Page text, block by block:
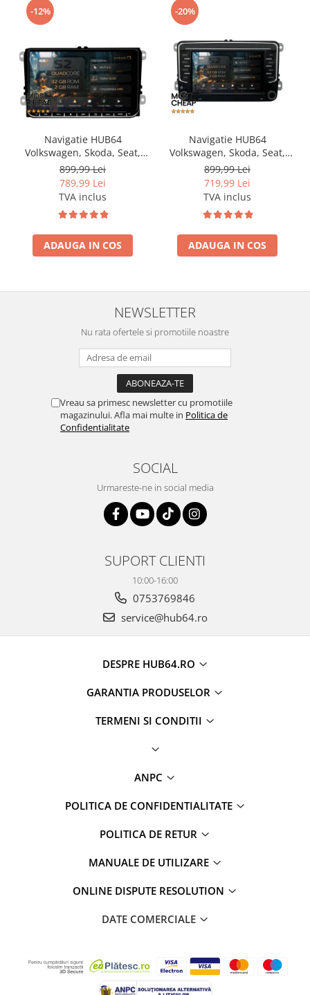
-12%
Navigatie HUB64
Volkswagen, Skoda, Seat,
2GB RAM, Android, GPS, Wi-
FI, Carplay, Android Auto,
USB, Bluetooth, Radio,
Waze, Touchscreen, 9 inch
899,99 Lei
789,99 Lei
TVA inclus
ADAUGA IN COS
-20%
Navigatie HUB64
Volkswagen, Skoda, Seat,
2GB RAM, Android, GPS, Wi-
FI, Carplay, Android Auto,
USB, Bluetooth, Radio,
Waze, Touchscreen, 7 inch
899,99 Lei
719,99 Lei
TVA inclus
ADAUGA IN COS
NEWSLETTER
Nu rata ofertele si promotiile noastre
Vreau sa primesc newsletter cu promotiile
magazinului. Afla mai multe in Politica de
Confidentialitate
SOCIAL
Urmareste-ne in social media
SUPORT CLIENTI
10:00-16:00
0753769846
service@hub64.ro
DESPRE HUB64.RO
GARANTIA PRODUSELOR
TERMENI SI CONDITII
ANPC
POLITICA DE CONFIDENTIALITATE
POLITICA DE RETUR
MANUALE DE UTILIZARE
ONLINE DISPUTE RESOLUTION
DATE COMERCIALE